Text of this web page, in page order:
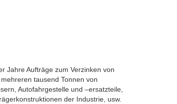
Jahre Aufträge zum Verzinken von
tausend Tonnen von
Autofahrgestelle und –ersatzteile,
der Industrie, usw.